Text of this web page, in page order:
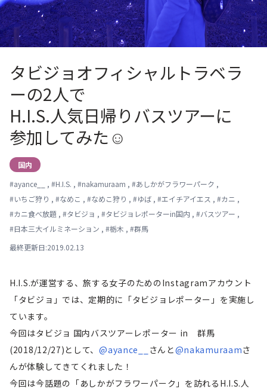
タビジョオフィシャルトラベラ
ーの2人で
H.I.S.人気日帰りバスツアーに
参加してみた☺
国内
#ayance__ , #H.I.S. , #nakamuraam , #あしかがフラワーパーク ,
#いちご狩り , #なめこ , #なめこ狩り , #ゆば , #エイチアイエス , #カニ ,
#カニ食べ放題 , #タビジョ , #タビジョレポーターin国内 , #バスツアー ,
#日本三大イルミネーション , #栃木 , #群馬
最終更新日:2019.02.13
H.I.S.が運営する、旅する女子のためのInstagramアカウント
「タビジョ」では、定期的に「タビジョレポーター」を実施し
ています。
今回はタビジョ 国内バスツアーレポーター in 群馬
(2018/12/27)として、@ayance__ さんと@nakamuraamさ
んが体験してきてくれました！
今回は今話題の「あしかがフラワーパーク」を訪れるH.I.S.人